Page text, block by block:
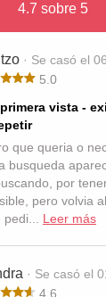
4.7 sobre 5
· Se casó el
5.0
vista -
que queria o
busqueda
por
pero volvia
Leer más
· Se casó el
4.6